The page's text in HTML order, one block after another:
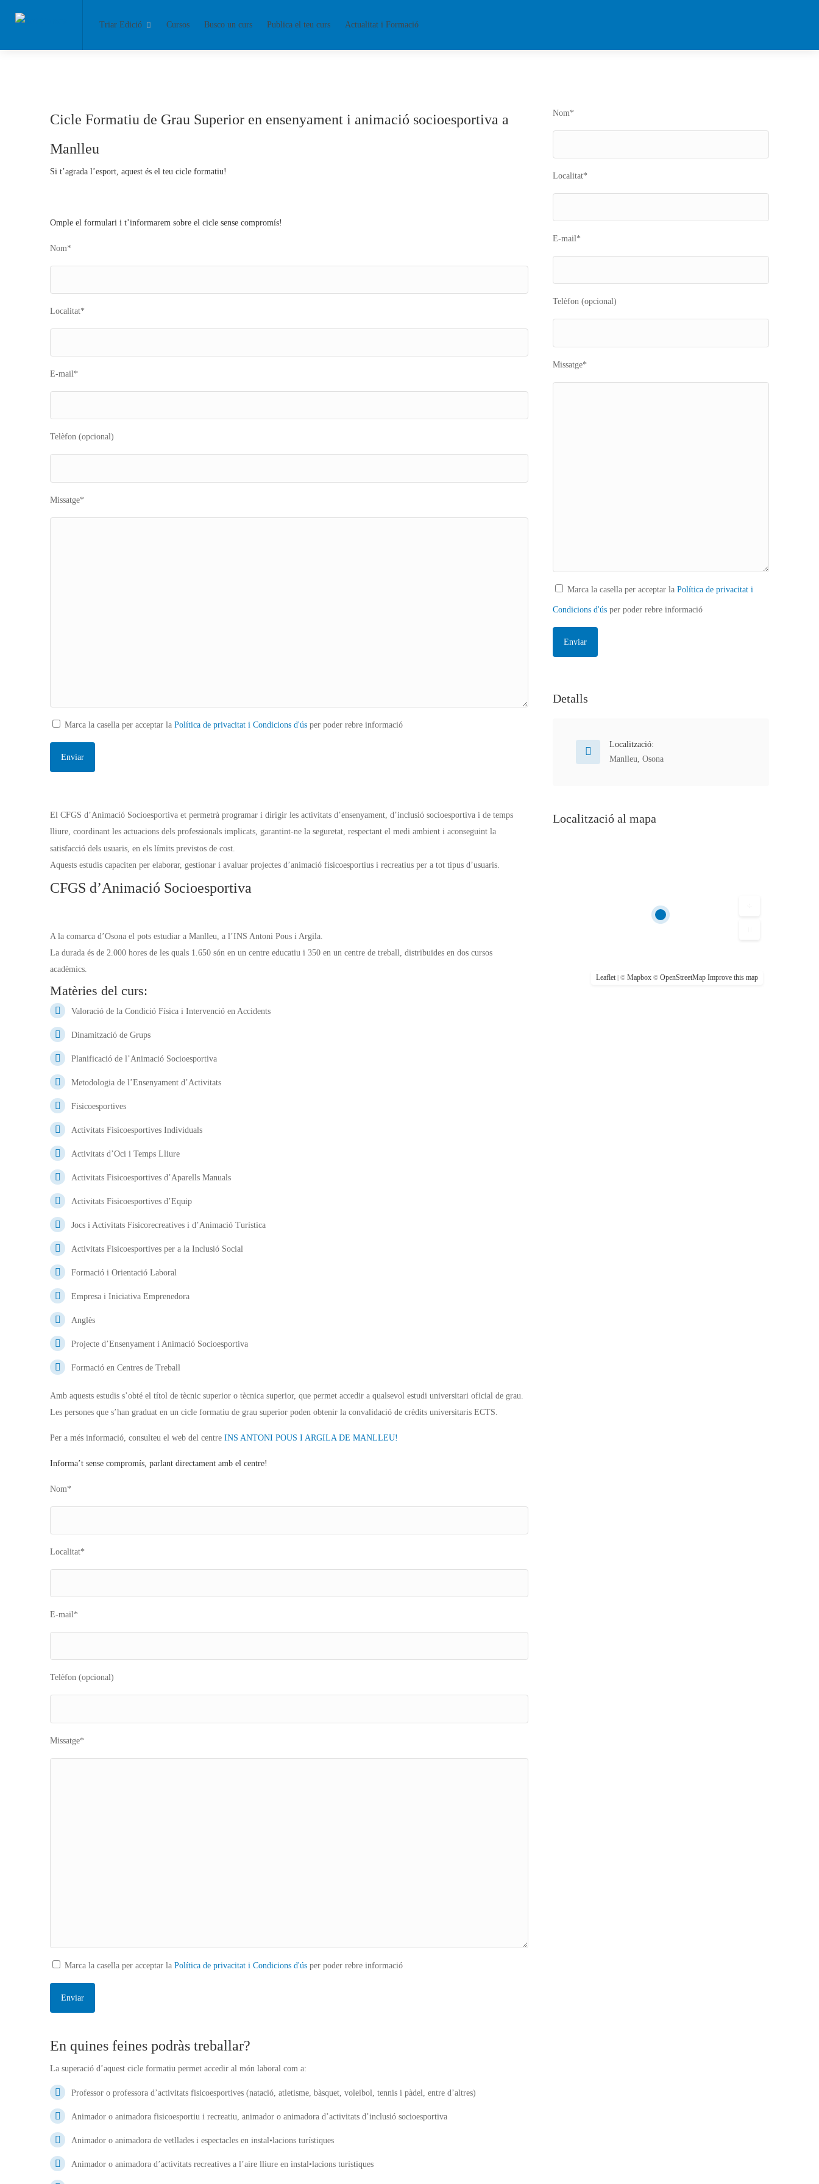
Triar Edició Cursos Busco un curs Publica el teu curs Actualitat i Formació
Cicle Formatiu de Grau Superior en ensenyament i animació socioesportiva a
Manlleu
Si t’agrada l’esport, aquest és el teu cicle formatiu!
Omple el formulari i t’informarem sobre el cicle sense compromís!
Nom*
Localitat*
E-mail*
Telèfon (opcional)
Missatge*
Marca la casella per acceptar la Política de privacitat i Condicions d'ús per poder rebre informació
El CFGS d’Animació Socioesportiva et permetrà programar i dirigir les activitats d’ensenyament, d’inclusió socioesportiva i de temps
lliure, coordinant les actuacions dels professionals implicats, garantint-ne la seguretat, respectant el medi ambient i aconseguint la
satisfacció dels usuaris, en els límits previstos de cost.
Aquests estudis capaciten per elaborar, gestionar i avaluar projectes d’animació fisicoesportius i recreatius per a tot tipus d’usuaris.
CFGS d’Animació Socioesportiva
A la comarca d’Osona el pots estudiar a Manlleu, a l’INS Antoni Pous i Argila.
La durada és de 2.000 hores de les quals 1.650 són en un centre educatiu i 350 en un centre de treball, distribuïdes en dos cursos
acadèmics.
Matèries del curs:
Valoració de la Condició Física i Intervenció en Accidents
Dinamització de Grups
Planificació de l’Animació Socioesportiva
Metodologia de l’Ensenyament d’Activitats
Fisicoesportives
Activitats Fisicoesportives Individuals
Activitats d’Oci i Temps Lliure
Activitats Fisicoesportives d’Aparells Manuals
Activitats Fisicoesportives d’Equip
Jocs i Activitats Fisicorecreatives i d’Animació Turística
Activitats Fisicoesportives per a la Inclusió Social
Formació i Orientació Laboral
Empresa i Iniciativa Emprenedora
Anglès
Projecte d’Ensenyament i Animació Socioesportiva
Formació en Centres de Treball
Amb aquests estudis s’obté el títol de tècnic superior o tècnica superior, que permet accedir a qualsevol estudi universitari oficial de grau.
Les persones que s’han graduat en un cicle formatiu de grau superior poden obtenir la convalidació de crèdits universitaris ECTS.
Per a més informació, consulteu el web del centre INS ANTONI POUS I ARGILA DE MANLLEU!
Informa’t sense compromís, parlant directament amb el centre!
Nom*
Localitat*
E-mail*
Telèfon (opcional)
Missatge*
Marca la casella per acceptar la Política de privacitat i Condicions d'ús per poder rebre informació
En quines feines podràs treballar?
La superació d’aquest cicle formatiu permet accedir al món laboral com a:
Professor o professora d’activitats fisicoesportives (natació, atletisme, bàsquet, voleibol, tennis i pàdel, entre d’altres)
Animador o animadora fisicoesportiu i recreatiu, animador o animadora d’activitats d’inclusió socioesportiva
Animador o animadora de vetllades i espectacles en instal•lacions turístiques
Animador o animadora d’activitats recreatives a l’aire lliure en instal•lacions turístiques
Nom*
Localitat*
E-mail*
Telèfon (opcional)
Missatge*
Marca la casella per acceptar la Política de privacitat i
Condicions d'ús per poder rebre informació
Detalls
Localització:
Manlleu, Osona
Localització al mapa
Leaflet | © Mapbox © OpenStreetMap Improve this map